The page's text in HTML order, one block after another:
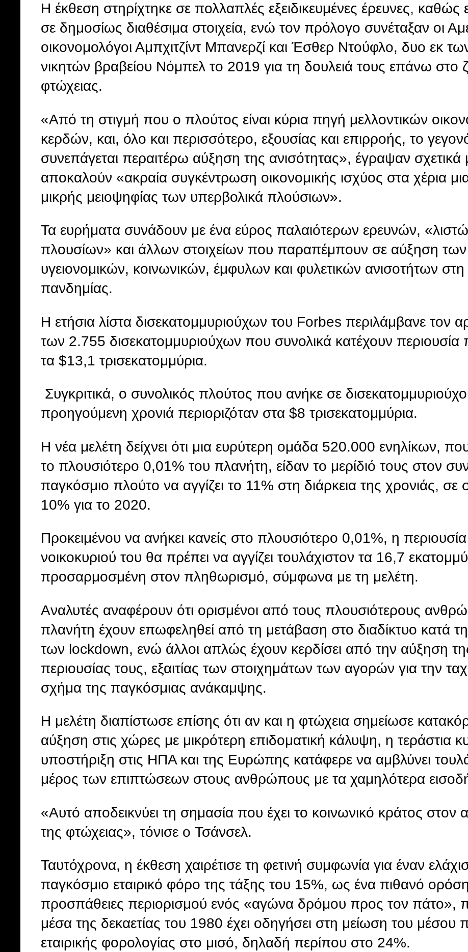
Η έκθεση στηρίχτηκε σε πολλαπλές εξειδικευμένες έρευνες, καθώς
σε δημοσίως διαθέσιμα στοιχεία, ενώ τον πρόλογο συνέταξαν οι
οικονομολόγοι Αμπχιτζίντ Μπανερζί και Έσθερ Ντούφλο, δυο εκ
νικητών βραβείου Νόμπελ το 2019 για τη δουλειά τους επάνω στο
φτώχειας.
«Από τη στιγμή που ο πλούτος είναι κύρια πηγή μελλοντικών
κερδών, και, όλο και περισσότερο, εξουσίας και επιρροής, το
συνεπάγεται περαιτέρω αύξηση της ανισότητας», έγραψαν
αποκαλούν «ακραία συγκέντρωση οικονομικής ισχύος στα χέρια
μικρής μειοψηφίας των υπερβολικά πλούσιων».
Τα ευρήματα συνάδουν με ένα εύρος παλαιότερων ερευνών,
πλουσίων» και άλλων στοιχείων που παραπέμπουν σε αύξηση των
υγειονομικών, κοινωνικών, έμφυλων και φυλετικών ανισοτήτων στη
πανδημίας.
Η ετήσια λίστα δισεκατομμυριούχων του Forbes περιλάμβανε τον
των 2.755 δισεκατομμυριούχων που συνολικά κατέχουν περιουσία
τα $13,1 τρισεκατομμύρια.
Συγκριτικά, ο συνολικός πλούτος που ανήκε σε
προηγούμενη χρονιά περιοριζόταν στα $8 τρισεκατομμύρια.
Η νέα μελέτη δείχνει ότι μια ευρύτερη ομάδα 520.000 ενηλίκων,
το πλουσιότερο 0,01% του πλανήτη, είδαν το μερίδιό τους στον
παγκόσμιο πλούτο να αγγίζει το 11% στη διάρκεια της χρονιάς, σε
10% για το 2020.
Προκειμένου να ανήκει κανείς στο πλουσιότερο 0,01%, η
νοικοκυριού του θα πρέπει να αγγίζει τουλάχιστον τα 16,7
προσαρμοσμένη στον πληθωρισμό, σύμφωνα με τη μελέτη.
Αναλυτές αναφέρουν ότι ορισμένοι από τους πλουσιότερους
πλανήτη έχουν επωφεληθεί από τη μετάβαση στο διαδίκτυο κατά τη
των lockdown, ενώ άλλοι απλώς έχουν κερδίσει από την αύξηση
περιουσίας τους, εξαιτίας των στοιχημάτων των αγορών για την
σχήμα της παγκόσμιας ανάκαμψης.
Η μελέτη διαπίστωσε επίσης ότι αν και η φτώχεια σημείωσε
αύξηση στις χώρες με μικρότερη επιδοματική κάλυψη, η τεράστια
υποστήριξη στις ΗΠΑ και της Ευρώπης κατάφερε να αμβλύνει
μέρος των επιπτώσεων στους ανθρώπους με τα χαμηλότερα
«Αυτό αποδεικνύει τη σημασία που έχει το κοινωνικό κράτος στον
της φτώχειας», τόνισε ο Τσάνσελ.
Ταυτόχρονα, η έκθεση χαιρέτισε τη φετινή συμφωνία για έναν
παγκόσμιο εταιρικό φόρο της τάξης του 15%, ως ένα πιθανό
προσπάθειες περιορισμού ενός «αγώνα δρόμου προς τον πάτο»,
μέσα της δεκαετίας του 1980 έχει οδηγήσει στη μείωση του μέσου
εταιρικής φορολογίας στο μισό, δηλαδή περίπου στο 24%.